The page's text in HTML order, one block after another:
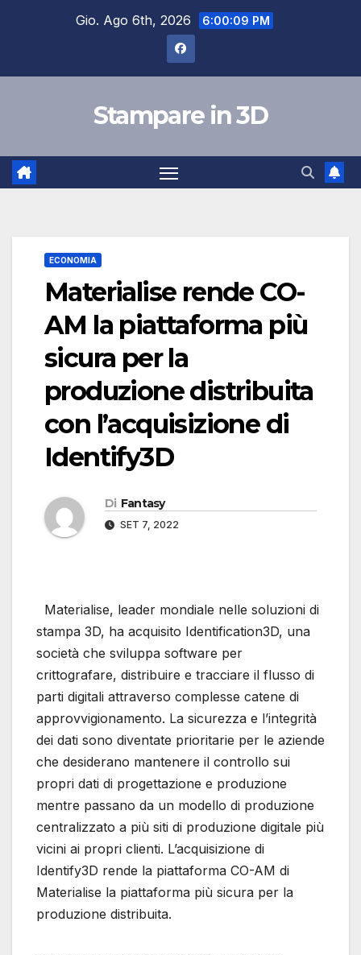
Gio. Ago 6th, 2026 6:00:10 PM
Stampare in 3D
ECONOMIA
Materialise rende CO-
AM la piattaforma più
sicura per la
produzione distribuita
con l’acquisizione di
Identify3D
Di Fantasy
SET 7, 2022
Materialise, leader mondiale nelle soluzioni di
stampa 3D, ha acquisito Identification3D, una
società che sviluppa software per
crittografare, distribuire e tracciare il flusso di
parti digitali attraverso complesse catene di
approvvigionamento. La sicurezza e l’integrità
dei dati sono diventate prioritarie per le aziende
che desiderano mantenere il controllo sui
propri dati di progettazione e produzione
mentre passano da un modello di produzione
centralizzato a più siti di produzione digitale più
vicini ai propri clienti. L’acquisizione di
Identify3D rende la piattaforma CO-AM di
Materialise la piattaforma più sicura per la
produzione distribuita.